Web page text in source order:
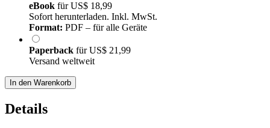
eBook fürUS$ 18,99
Sofort herunterladen. Inkl. MwSt.
Format: PDF – für alle Geräte
Paperback fürUS$ 21,99
Versand weltweit
In den Warenkorb
Details